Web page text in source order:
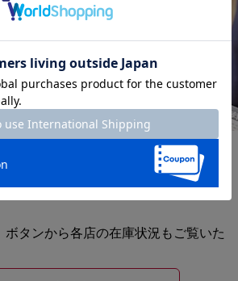
しく知りたい」「お部屋に合うかプロ
、商品の選び方やご供養に関する疑問
タッフまでご相談ください。
ご相談はもちろん、実店舗でのご確
ついても、下記の総合窓口より承って
ボタンから各店の在庫状況もご覧いた